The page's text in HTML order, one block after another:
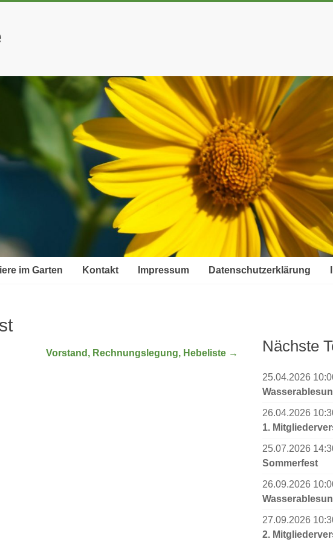
im Garten Kontakt Impressum Datenschutzerklärung
Vorstand, Rechnungslegung, Hebeliste → Nächste
25.04.2026
26.04.2026
1.
25.07.2026
Sommerfest
26.09.2026
27.09.2026
2.